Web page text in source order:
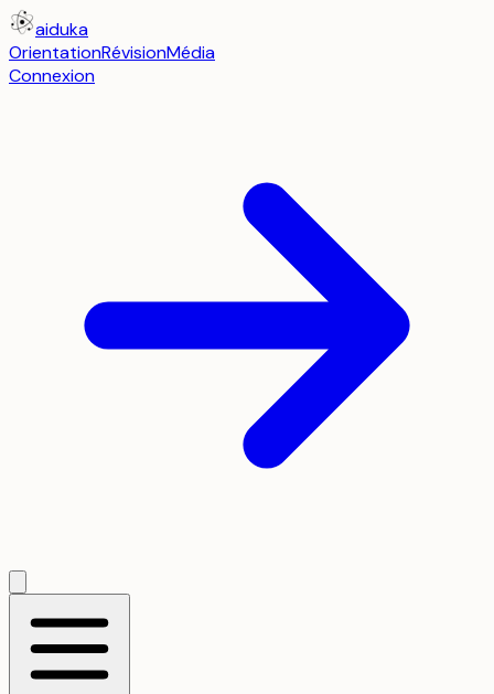
aiduka
OrientationRévisionMédia
Connexion